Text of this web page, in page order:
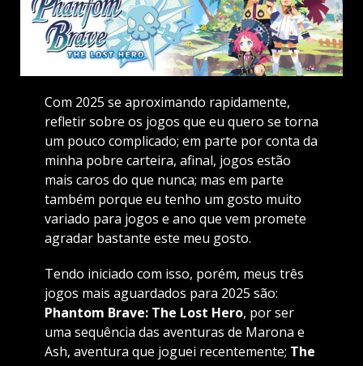
Com 2025 se aproximando rapidamente,
refletir sobre os jogos que eu quero se torna
um pouco complicado; em parte por conta da
minha pobre carteira, afinal, jogos estão
mais caros do que nunca; mas em parte
também porque eu tenho um gosto muito
variado para jogos e ano que vem promete
agradar bastante este meu gosto.
Tendo iniciado com isso, porém, meus três
jogos mais aguardados para 2025 são:
Phantom Brave: The Lost Hero, por ser
uma sequência das aventuras de Marona e
Ash, aventura que joguei recentemente; The